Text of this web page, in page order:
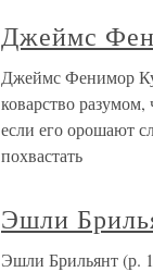
Джеймс
Джеймс Фенимор
коварство
если его орошают
похвастать
Эшли
Эшли Брильянт (р.